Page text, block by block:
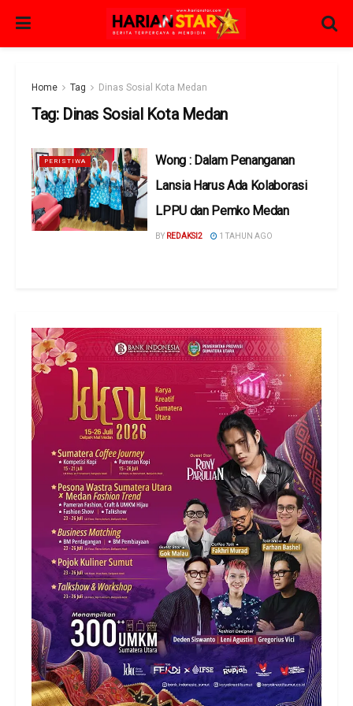
Home Tag Dinas Sosial Kota Medan
Tag: Dinas Sosial Kota Medan
PERISTIWA
Wong : Dalam Penanganan
Lansia Harus Ada Kolaborasi
LPPU dan Pemko Medan
BY REDAKSI2 1 TAHUN AGO